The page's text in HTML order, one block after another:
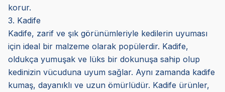
korur.
3. Kadife
Kadife, zarif ve şık görünümleriyle kedilerin uyuması
için ideal bir malzeme olarak popülerdir. Kadife,
oldukça yumuşak ve lüks bir dokunuşa sahip olup
kedinizin vücuduna uyum sağlar. Aynı zamanda kadife
kumaş, dayanıklı ve uzun ömürlüdür. Kadife ürünler,